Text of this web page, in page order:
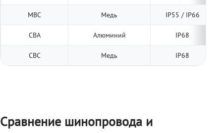
МВС Медь IP55 / IP66
СВА Алюминий IP68
СВС Медь IP68
Сравнение шинопровода и